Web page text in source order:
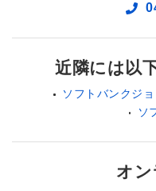
近隣には以
ソフトバンクジ
ソ
オン